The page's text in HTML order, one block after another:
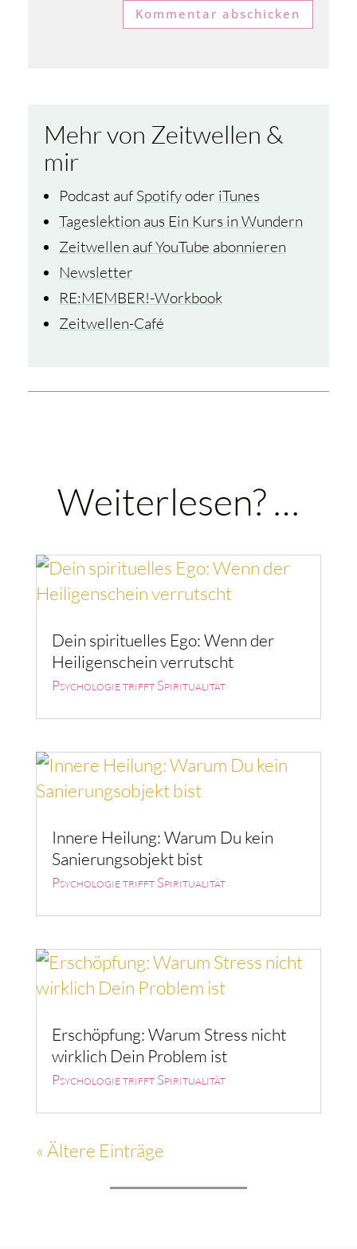
Kommentar abschicken
Mehr von Zeitwellen &
mir
Podcast auf Spotifyoder iTunes
Tageslektion aus Ein Kurs in Wundern
Zeitwellen auf YouTube abonnieren
Newsletter
RE:MEMBER!-Workbook
Zeitwellen-Café
Weiterlesen? …
Dein spirituelles Ego: Wenn der
Heiligenschein verrutscht
Psychologie trifft Spiritualität
Innere Heilung: Warum Du kein
Sanierungsobjekt bist
Psychologie trifft Spiritualität
Erschöpfung: Warum Stress nicht
wirklich Dein Problem ist
Psychologie trifft Spiritualität
« Ältere Einträge